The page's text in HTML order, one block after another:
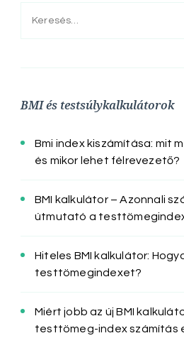
Keresés:
BMI és testsúlykalkulátorok
Bmi index kiszámítása: mit
és mikor lehet félrevezető?
BMI kalkulátor – Azonnali
útmutató a
Hiteles BMI kalkulátor:
testtömegindexet?
Miért jobb az új BMI
testtömeg-index számítás